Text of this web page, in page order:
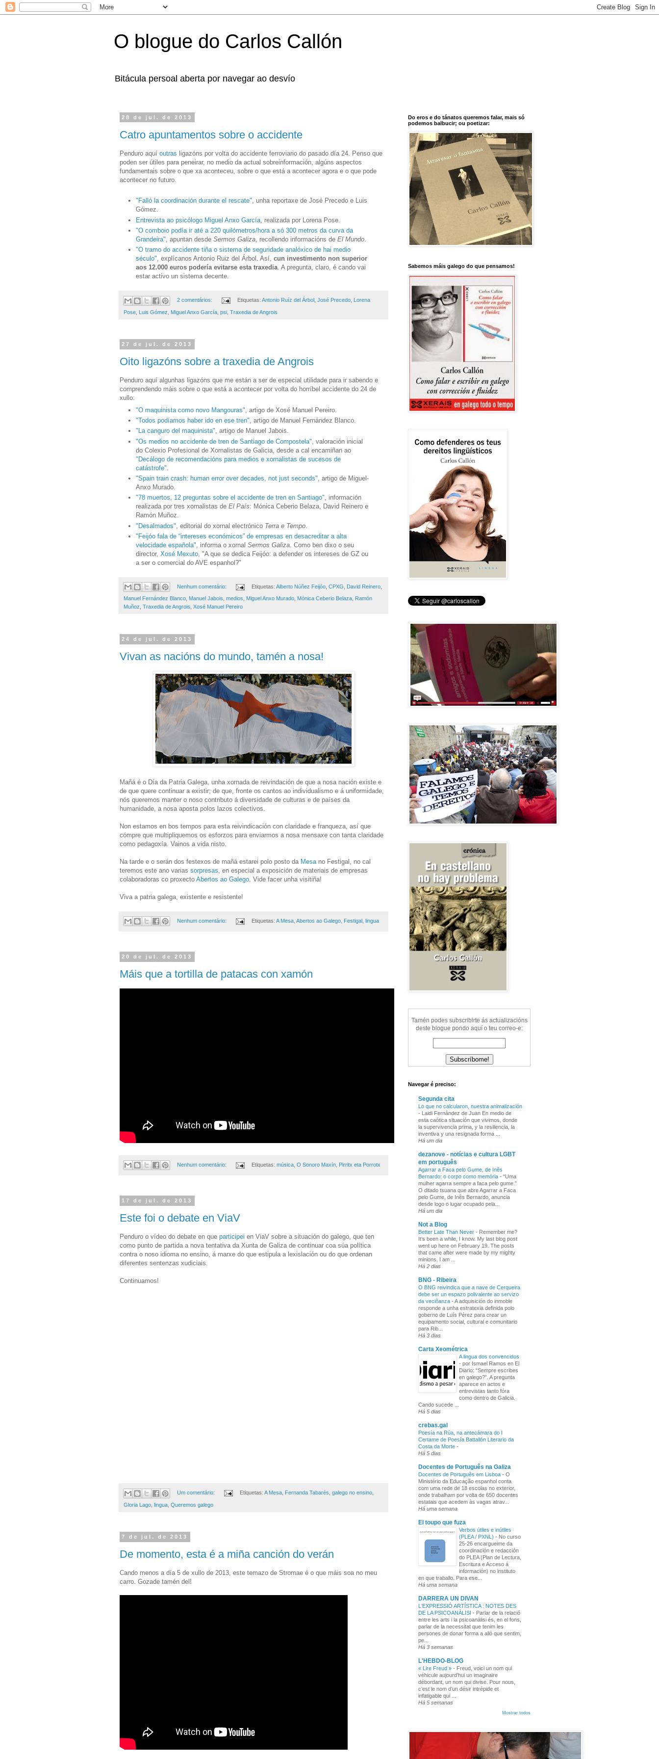
O blogue do Carlos Callón
Bitácula persoal aberta por navegar ao desvío
28 de jul. de 2013
Catro apuntamentos sobre o accidente
Penduro aquí outras ligazóns por volta do accidente ferroviario do pasado día 24. Penso que
poden ser útiles para peneirar, no medio da actual sobreinformación, algúns aspectos
fundamentais sobre o que xa aconteceu, sobre o que está a acontecer agora e o que pode
acontecer no futuro.
"Falló la coordinación durante el rescate", unha reportaxe de José Precedo e Luis
Gómez.
Entrevista ao psicólogo Miguel Anxo García , realizada por Lorena Pose.
"O comboio podía ir até a 220 quilómetros/hora a só 300 metros da curva da
Grandeira" , apuntan desde Sermos Galiza , recollendo informacións de El Mundo
"O tramo do accidente tiña o sistema de seguridade analóxico de hai medio
século", explícanos Antonio Ruiz del Árbol. Así, cun investimento non superior
aos 12.000 euros podería evitarse esta traxedia. A pregunta, claro, é cando vai
estar activo un sistema decente.
2 comentários: Etiquetas: Antonio Ruíz del Árbol José Precedo, Lorena
Pose Luis Gómez Miguel Anxo García psi Traxedia de Angrois
27 de jul. de 2013
Oito ligazóns sobre a traxedia de Angrois
Penduro aquí algunhas ligazóns que me están a ser de especial utilidade para ir sabendo e
comprendendo máis sobre o que está a acontecer por volta do horríbel accidente do 24 de
xullo:
"O maquinista como novo Mangouras" , artigo de Xosé Manuel Pereiro.
"Todos podíamos haber ido en ese tren", artigo de Manuel Fernández Blanco.
"La canguro del maquinista", artigo de Manuel Jabois.
"Os medios no accidente de tren de Santiago de Compostela" , valoración inicial
do Colexio Profesional de Xornalistas de Galicia, desde a cal encamiñan ao
"Decálogo de recomendacións para medios e xornalistas de sucesos de
catástrofe"
"Spain train crash: human error over decades, not just seconds", artigo de Miguel-
Anxo Murado.
"78 muertos, 12 preguntas sobre el accidente de tren en Santiago", información
realizada por tres xornalistas de El País: Mónica Ceberio Belaza, David Reinero e
Ramón Muñoz.
"Desalmados" , editorial do xornal electrónico Terra e Tempo
"Feijóo fala de “intereses económicos” de empresas en desacreditar a alta
velocidade española" , informa o xornal Sermos Galiza . Como ben dixo o seu
director, Xosé Mexuto , "A que se dedica Feijóo: a defender os intereses de GZ ou
a ser o comercial do AVE espanhol?"
Nenhum comentário: Etiquetas: Alberto Núñez Feijóo, CPXG David Reinero,
Manuel Fernández Blanco Manuel Jabois medios Miguel Anxo Murado Mónica Ceberio Belaza
Ramón
Muñoz Traxedia de Angrois Xosé Manuel Pereiro
24 de jul. de 2013
Vivan as nacións do mundo, tamén a nosa!
Mañá é o Día da Patria Galega, unha xornada de reivindación de que a nosa nación existe e
de que quere continuar a existir; de que, fronte os cantos ao individualismo e á uniformidade,
nós queremos manter o noso contributo á diversidade de culturas e de países da
humanidade, a nosa aposta polos lazos colectivos.
Non estamos en bos tempos para esta reivindicación con claridade e franqueza, así que
cómpre que multipliquemos os esforzos para enviarmos a nosa mensaxe con tanta claridade
como pedagoxía. Vainos a vida nisto.
Na tarde e o serán dos festexos de mañá estarei polo posto da Mesano Festigal, no cal
teremos este ano varias sorpresas, en especial a exposición de materiais de empresas
colaboradoras co proxecto Abertos ao Galego. Vide facer unha visitiña!
Viva a patria galega, existente e resistente!
Nenhum comentário: Etiquetas: A Mesa, Abertos ao Galego, Festigal, lingua
20 de jul. de 2013
Máis que a tortilla de patacas con xamón
Nenhum comentário: Etiquetas: música, O Sonoro Maxín, Pirritx eta Porrotx
17 de jul. de 2013
Este foi o debate en ViaV
Penduro o vídeo do debate en que participei en ViaV sobre a situación do galego, que ten
como punto de partida a nova tentativa da Xunta de Galiza de continuar coa súa política
contra o noso idioma no ensino, á marxe do que estipula a lexislación ou do que ordenan
diferentes sentenzas xudiciais.
Continuamos!
Um comentário: Etiquetas: A Mesa, Fernanda Tabarés galego no ensino,
Gloria Lago lingua Queremos galego
7 de jul. de 2013
De momento, esta é a miña canción do verán
Cando menos a día 5 de xullo de 2013, este temazo de Stromae é o que máis soa no meu
carro. Gozade tamén del!
Do eros e do tánatos queremos falar, mais só
podemos balbucir; ou poetizar:
Sabemos máis galego do que pensamos!
Tamén podes subscribirte ás actualizacións
deste blogue pondo aquí o teu correo-e:
Navegar é preciso:
Segunda cita
Lo que no calcularon, nuestra animalización
- Laidi Fernández de Juan En medio de
esta caótica situación que vivimos, donde
la supervivencia prima, y la resiliencia, la
inventiva y una resignada forma ...
Há um dia
dezanove - notícias e cultura LGBT
em português
Agarrar a Faca pelo Gume, de Inês
Bernardo: o corpo como memória - “Uma
mulher agarra sempre a faca pelo gume.”
O ditado tsuana que abre Agarrar a Faca
pelo Gume, de Inês Bernardo, anuncia
desde logo o lugar ocupado pela...
Há um dia
Not a Blog
Better Late Than Never - Remember me?
It’s been a while, I know. My last blog post
went up here on February 19. The posts
that came after were made by my mighty
minions. I am ...
Há 2 dias
BNG - Ribeira
O BNG reivindica que a nave de Cerqueira
debe ser un espazo polivalente ao servizo
da veciñanza - A adquisición do inmoble
responde a unha estratexia definida polo
goberno de Luís Pérez para crear un
equipamento social, cultural e comunitario
para Rib...
Há 3 dias
Carta Xeométrica
A lingua dos convencidos
- por Ismael Ramos en El
Diario: “Sempre escribes
en galego?”. A pregunta
aparece en actos e
entrevistas tanto fóra
como dentro de Galicia.
Cando sucede ...
Há 5 dias
crebas.gal
Poesía na Rúa, na antecámara do I
Certame de Poesía Battallón Literario da
Costa da Morte -
Há 5 dias
Docentes de Português na Galiza
Docentes de Português em Lisboa - O
Ministério da Educação espanhol conta
com uma rede de 18 escolas no exterior,
onde trabalham por volta de 650 docentes
estatais que acedem às vagas atrav...
Há uma semana
El toupo que fuza
Verbos útiles e inútiles
(PLEA / PXNL) - No curso
25-26 encargueime da
coordinación e redacción
do PLEA (Plan de Lectura,
Escritura e Acceso á
información) no instituto
en que traballo. Para ese...
Há uma semana
DARRERA UN DIVAN
L'EXPRESSIÓ ARTÍSTICA : NOTES DES
DE LA PSICOANÀLISI - Parlar de la relació
entre les arts i la psicoanàlisi és, en el fons,
parlar de la necessitat que tenim les
persones de donar forma a allò que sentim,
pe...
Há 3 semanas
L'HEBDO-BLOG
« Lire Freud » - Freud, voici un nom qui
véhicule aujourd’hui un imaginaire
débordant, un nom qui divise. Pour nous,
c’est le nom d’un désir intrépide et
infatigable qui ...
Há 5 semanas
Mostrar todos